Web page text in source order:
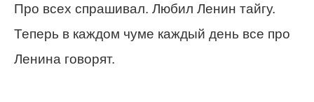
Про всех спрашивал. Любил Ленин тайгу.
Теперь в каждом чуме каждый день все про
Ленина говорят.